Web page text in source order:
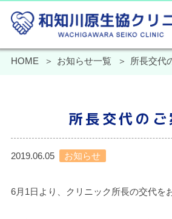
HOME お知らせ一覧 所長交代
所長交代のご
2019.06.05 お知らせ
6月1日より、クリニック所長の交代を